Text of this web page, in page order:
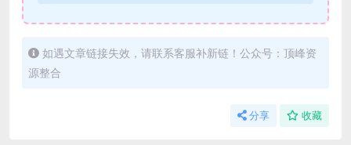
如遇文章链接失效，请联系客服补新链！公众号：顶峰资
源整合
分享 收藏